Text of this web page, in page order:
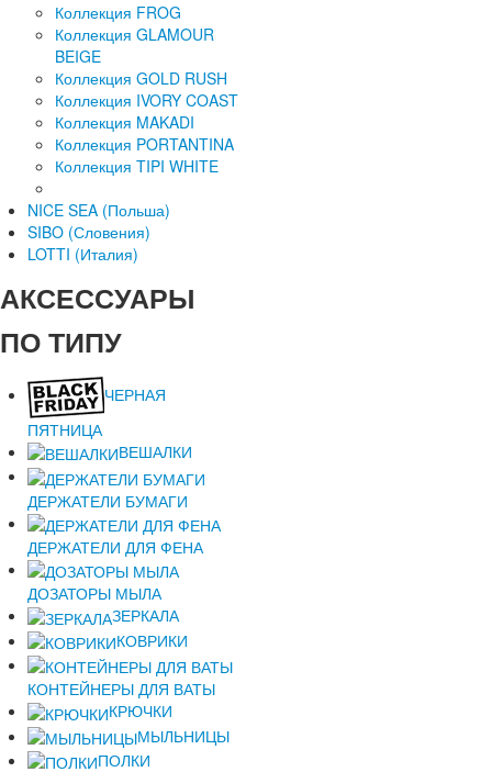
Коллекция FROG
Коллекция GLAMOUR
BEIGE
Коллекция GOLD RUSH
Коллекция IVORY COAST
Коллекция MAKADI
Коллекция PORTANTINA
Коллекция TIPI WHITE
NICE SEA (Польша)
SIBO (Словения)
LOTTI (Италия)
АКСЕССУАРЫ
ПО ТИПУ
ЧЕРНАЯ
ПЯТНИЦА
ВЕШАЛКИ
ДЕРЖАТЕЛИ БУМАГИ
ДЕРЖАТЕЛИ ДЛЯ ФЕНА
ДОЗАТОРЫ МЫЛА
ЗЕРКАЛА
КОВРИКИ
КОНТЕЙНЕРЫ ДЛЯ ВАТЫ
КРЮЧКИ
МЫЛЬНИЦЫ
ПОЛКИ